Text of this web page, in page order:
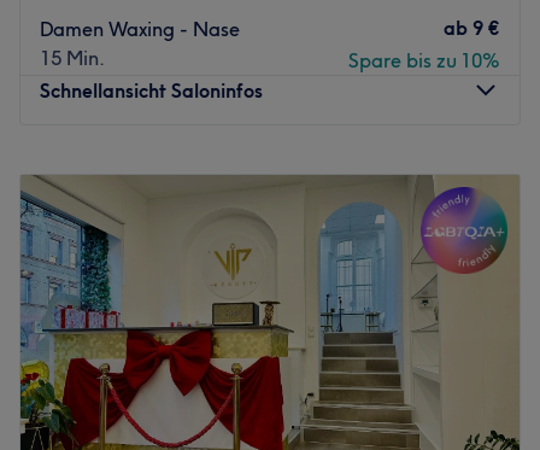
Damen Waxing - Nase
15 Min.
ab 9 €
Spare bis zu 10%
Schnellansicht Saloninfos
Dienstag
18:00
Mittwoch
10:00
19:00
Donnerstag
10:00 –19:00
Freitag
–
18:00
Samstag
08:00 –15:30
Sonntag
Geschlossen
Bist du lästige Stoppeln und das ständige Rasieren leid?
Dann besuche das Studio Bahia beauty Brasil in